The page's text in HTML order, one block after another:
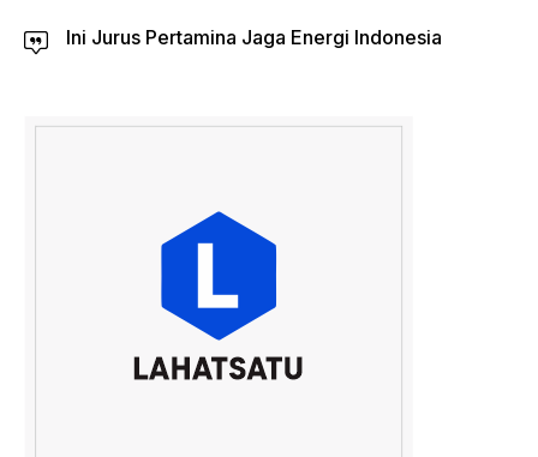
Ini Jurus Pertamina Jaga Energi Indonesia